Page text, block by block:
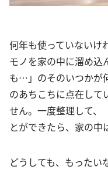
何年も使っていないけ
モノを家の中に溜め
も…」のそのいつかが
のあちこちに点在して
せん。一度整理して、
とができたら、家の中
どうしても、もったい